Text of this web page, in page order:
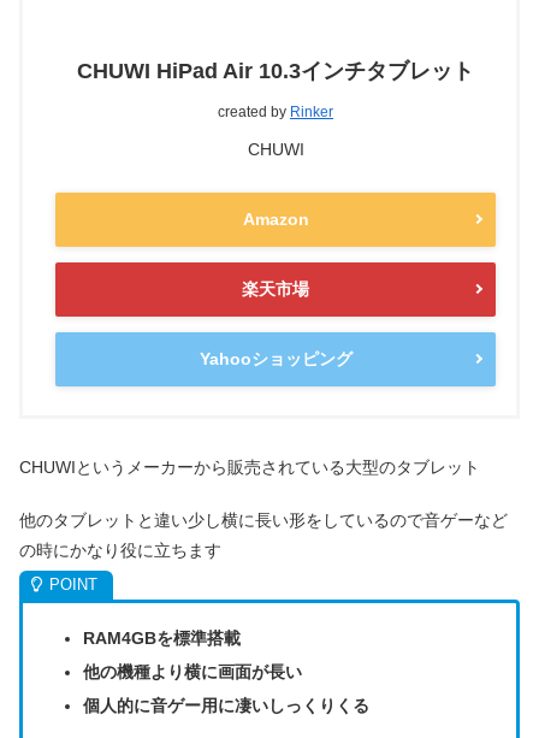
CHUWI HiPad Air 10.3インチタブレット
created by Rinker
CHUWI
Amazon
楽天市場
Yahooショッピング
CHUWIというメーカーから販売されている大型のタブレット
他のタブレットと違い少し横に長い形をしているので音ゲーなど
の時にかなり役に立ちます
RAM4GBを標準搭載
他の機種より横に画面が長い
個人的に音ゲー用に凄いしっくりくる